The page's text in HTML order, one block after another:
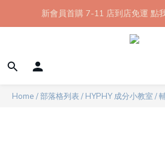
【8月限定】全館滿 1999 享 7-
新會員首購 7-11 店到店免運 點
【8月限定】全館滿 1999 享 7-
Home /部落格列表 / HYPHY 成分小教室 /